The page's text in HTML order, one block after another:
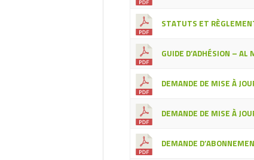
STATUTS ET
GUIDE D’ADHÉSION –
DEMANDE DE MISE À
DEMANDE DE MISE À
DEMANDE